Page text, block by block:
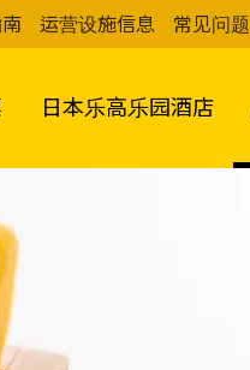
运营设施信息 常见问题
日本乐高乐园酒店